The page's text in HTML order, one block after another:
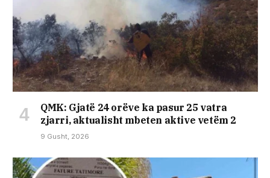
QMK: Gjatë 24 orëve ka pasur 25 vatra
zjarri, aktualisht mbeten aktive vetëm 2
9 Gusht, 2026